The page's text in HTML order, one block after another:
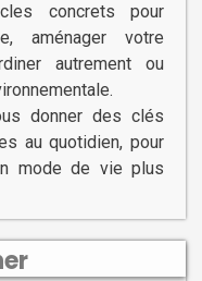
concrets pour
aménager votre
autrement ou
donner des clés
au quotidien, pour
mode de vie plus